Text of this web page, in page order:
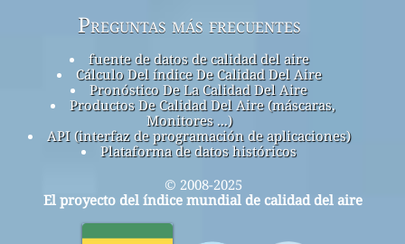
Preguntas más frecuentes
fuente de datos de calidad del aire
Cálculo Del índice De Calidad Del Aire
Pronóstico De La Calidad Del Aire
Productos De Calidad Del Aire (máscaras,
Monitores ...)
API (interfaz de programación de aplicaciones)
Plataforma de datos históricos
© 2008-2025
El proyecto del índice mundial de calidad del aire